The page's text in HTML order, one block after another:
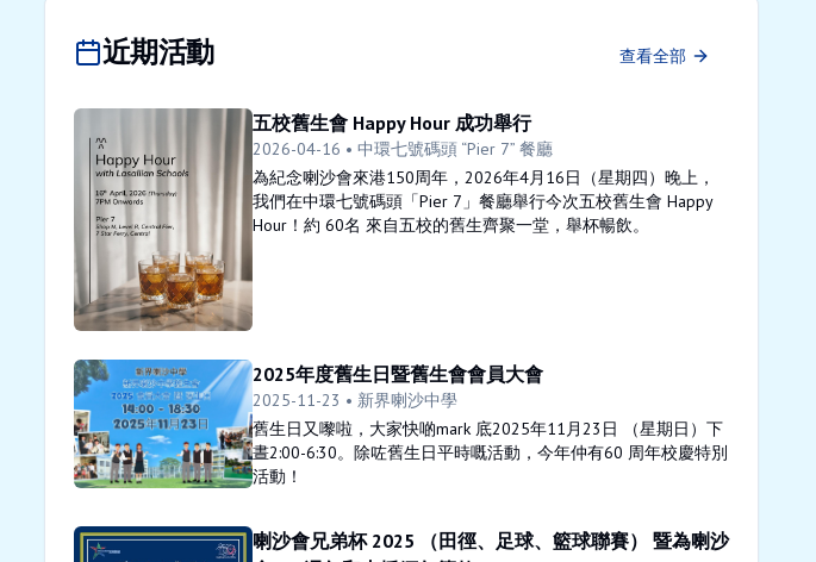
近期活動 查看全部
五校舊生會 Happy Hour 成功舉行
2026-04-16 • 中環七號碼頭 “Pier 7” 餐廳
為紀念喇沙會來港150周年，2026年4月16日（星期四）晚上，
我們在中環七號碼頭「Pier 7」餐廳舉行今次五校舊生會 Happy
Hour！約 60名 來自五校的舊生齊聚一堂，舉杯暢飲。
2025年度舊生日暨舊生會會員大會
2025-11-23 • 新界喇沙中學
舊生日又嚟啦，大家快啲mark 底2025年11月23日 （星期日）下
晝2:00-6:30。除咗舊生日平時嘅活動，今年仲有60 周年校慶特別
活動！
喇沙會兄弟杯 2025 （田徑、足球、籃球聯賽） 暨為喇沙